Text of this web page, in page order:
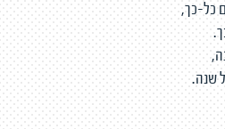
כל-כך,
שנה.